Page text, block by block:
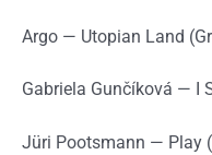
Argo — Utopian Land
Gabriela Gunčíková — I
Jüri Pootsmann — Play